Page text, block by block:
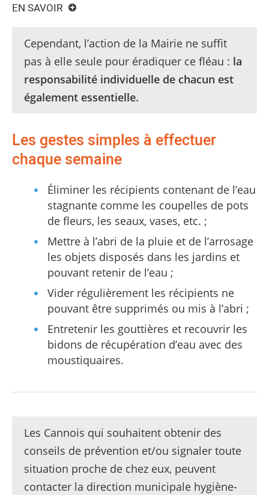
EN SAVOIR
Cependant, l’action de la Mairie ne suffit
pas à elle seule pour éradiquer ce fléau : la
responsabilité individuelle de chacun est
également essentielle.
Les gestes simples à effectuer
chaque semaine
Éliminer les récipients contenant de l’eau
stagnante comme les coupelles de pots
de fleurs, les seaux, vases, etc. ;
Mettre à l’abri de la pluie et de l’arrosage
les objets disposés dans les jardins et
pouvant retenir de l’eau ;
Vider régulièrement les récipients ne
pouvant être supprimés ou mis à l’abri ;
Entretenir les gouttières et recouvrir les
bidons de récupération d’eau avec des
moustiquaires.
Les Cannois qui souhaitent obtenir des
conseils de prévention et/ou signaler toute
situation proche de chez eux, peuvent
contacter la direction municipale hygiène-